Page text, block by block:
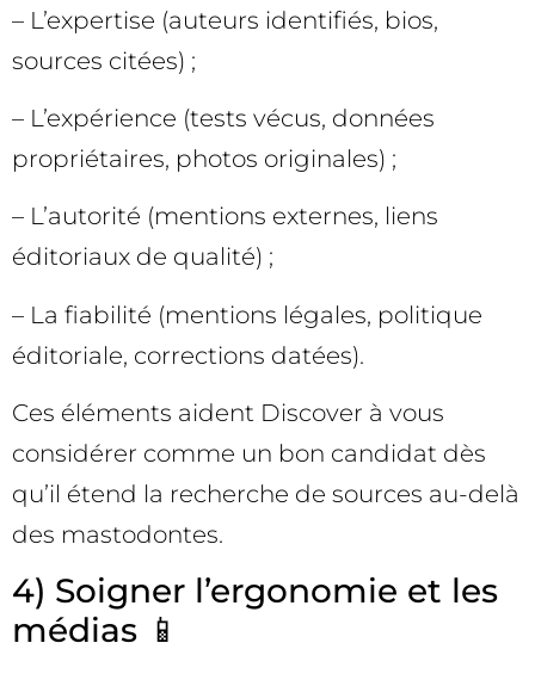
– L’expertise (auteurs identifiés, bios,
sources citées) ;
– L’expérience (tests vécus, données
propriétaires, photos originales) ;
– L’autorité (mentions externes, liens
éditoriaux de qualité) ;
– La fiabilité (mentions légales, politique
éditoriale, corrections datées).
Ces éléments aident Discover à vous
considérer comme un bon candidat dès
qu’il étend la recherche de sources au-delà
des mastodontes.
4) Soigner l’ergonomie et les
médias 📱